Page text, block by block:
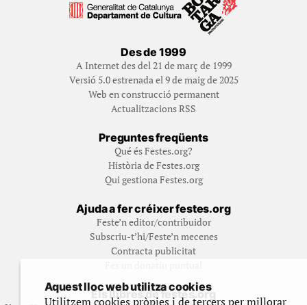
Des de 1999
A Internet des del 21 de març de 1999
Versió 5.0 estrenada el 9 de maig de 2025
Web en construcció permanent
Actualitzacions RSS
Preguntes freqüents
Qué és Festes.org?
Història de Festes.org
Qui gestiona Festes.org
Ajuda a fer créixer festes.org
Feste’n editor/contribuidor
Subscriu-t’hi/Feste’n mecenes
Contracta publicitat
Els llibres de festes.org
Aquest lloc web utilitza cookies
Utilitzem cookies pròpies i de tercers per millorar